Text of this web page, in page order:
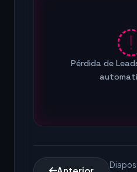
Pérdida de